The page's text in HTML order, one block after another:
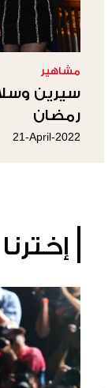
مشاهير
سيرين
رمضان
21-April-2022